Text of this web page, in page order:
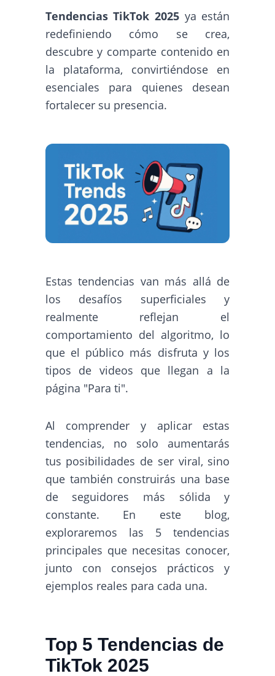
Tendencias TikTok 2025 ya están
redefiniendo cómo se crea,
descubre y comparte contenido en
la plataforma, convirtiéndose en
esenciales para quienes desean
fortalecer su presencia.
Estas tendencias van más allá de
los desafíos superficiales y
realmente reflejan el
comportamiento del algoritmo, lo
que el público más disfruta y los
tipos de videos que llegan a la
página "Para ti".
Al comprender y aplicar estas
tendencias, no solo aumentarás
tus posibilidades de ser viral, sino
que también construirás una base
de seguidores más sólida y
constante. En este blog,
exploraremos las 5 tendencias
principales que necesitas conocer,
junto con consejos prácticos y
ejemplos reales para cada una.
Top 5 Tendencias de
TikTok 2025